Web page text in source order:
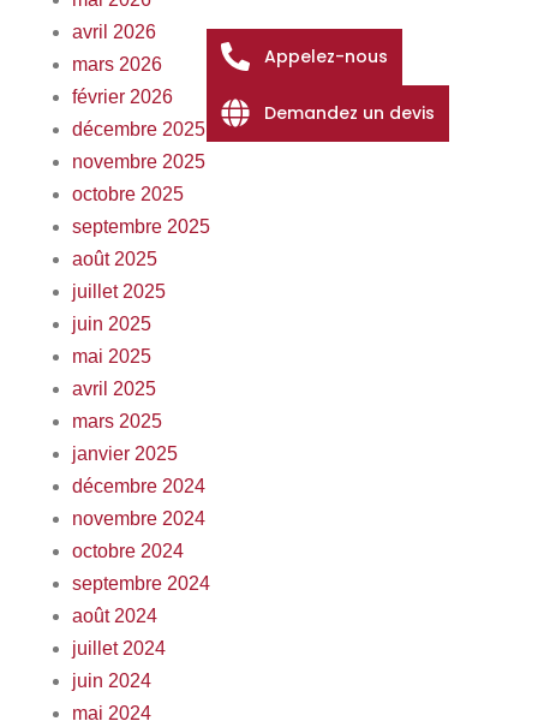
avril 2026
mars 2026
février 2026
décembre 2025
novembre 2025
octobre 2025
septembre 2025
août 2025
juillet 2025
juin 2025
mai 2025
avril 2025
mars 2025
janvier 2025
décembre 2024
novembre 2024
octobre 2024
septembre 2024
août 2024
juillet 2024
juin 2024
mai 2024
Appelez-nous
Demandez un devis